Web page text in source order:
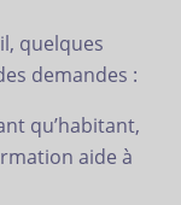
quelques
demandes :
qu’habitant,
aide à